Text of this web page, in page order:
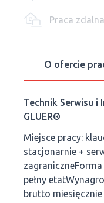
Praca zdalna
O ofercie
Technik Serwisu i
GLUER®
Miejsce pracy:
stacjonarnie +
pełny
brutto